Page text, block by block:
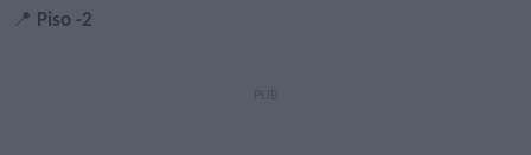
📍 Piso -2